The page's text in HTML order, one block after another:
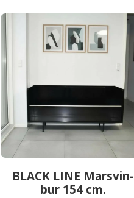
BLACK LINE Marsvin-
bur 154 cm.